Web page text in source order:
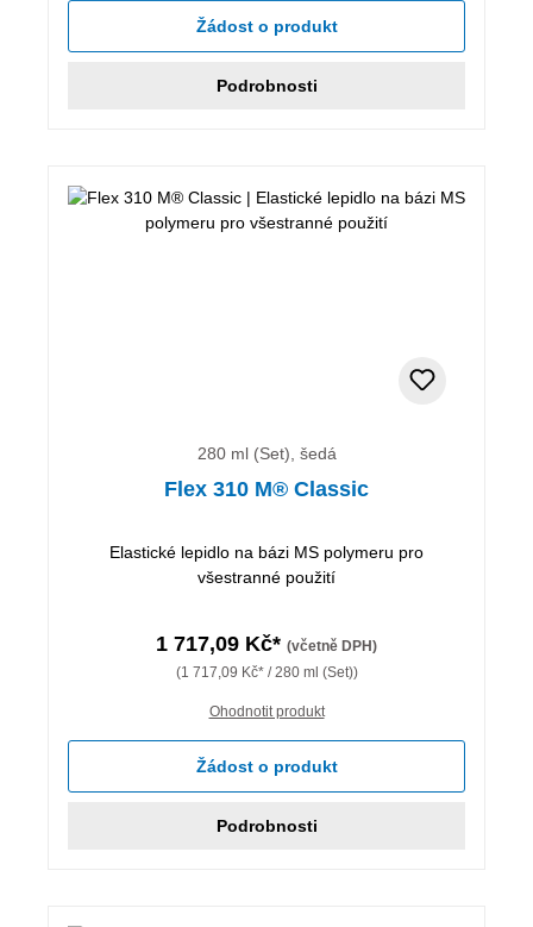
Žádost o produkt
Podrobnosti
280 ml (Set), šedá
Flex 310 M® Classic
Elastické lepidlo na bázi MS polymeru pro
všestranné použití
1 717,09 Kč* (včetně DPH)
(1 717,09 Kč* / 280 ml (Set))
Ohodnotit produkt
Žádost o produkt
Podrobnosti